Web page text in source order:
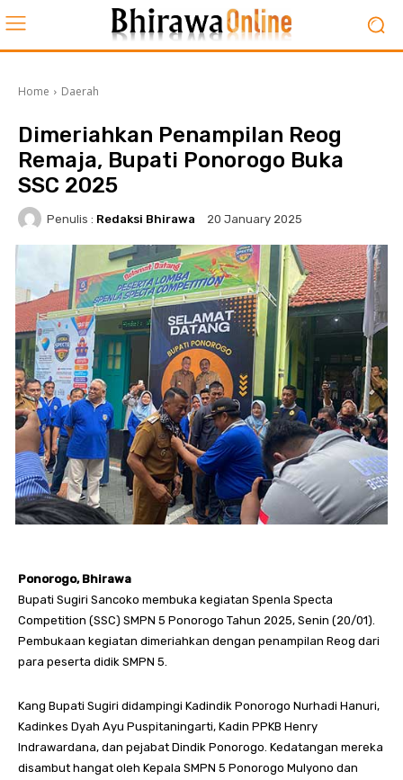
Home Daerah
Dimeriahkan Penampilan Reog
Remaja, Bupati Ponorogo Buka
SSC 2025
Penulis : Redaksi Bhirawa 20 January 2025
Ponorogo, Bhirawa
Bupati Sugiri Sancoko membuka kegiatan Spenla Specta
Competition (SSC) SMPN 5 Ponorogo Tahun 2025, Senin (20/01).
Pembukaan kegiatan dimeriahkan dengan penampilan Reog dari
para peserta didik SMPN 5.
Kang Bupati Sugiri didampingi Kadindik Ponorogo Nurhadi Hanuri,
Kadinkes Dyah Ayu Puspitaningarti, Kadin PPKB Henry
Indrawardana, dan pejabat Dindik Ponorogo. Kedatangan mereka
disambut hangat oleh Kepala SMPN 5 Ponorogo Mulyono dan